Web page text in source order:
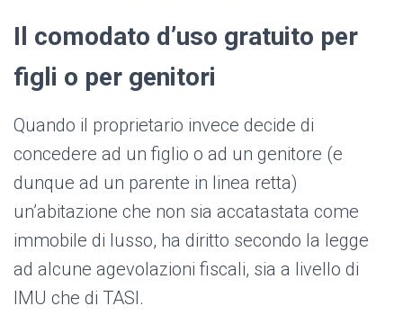
Il comodato d’uso gratuito per
figli o per genitori
Quando il proprietario invece decide di
concedere ad un figlio o ad un genitore (e
dunque ad un parente in linea retta)
un’abitazione che non sia accatastata come
immobile di lusso, ha diritto secondo la legge
ad alcune agevolazioni fiscali, sia a livello di
IMU che di TASI.